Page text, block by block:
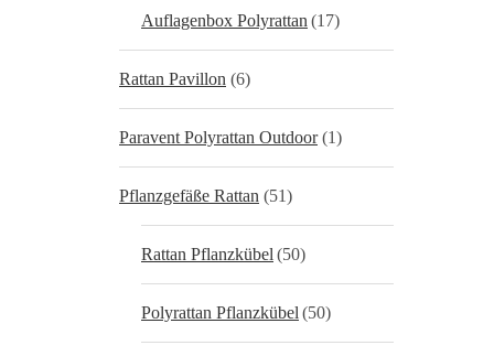
Auflagenbox Polyrattan (17)
Rattan Pavillon (6)
Paravent Polyrattan Outdoor (1)
Pflanzgefäße Rattan (51)
Rattan Pflanzkübel (50)
Polyrattan Pflanzkübel (50)